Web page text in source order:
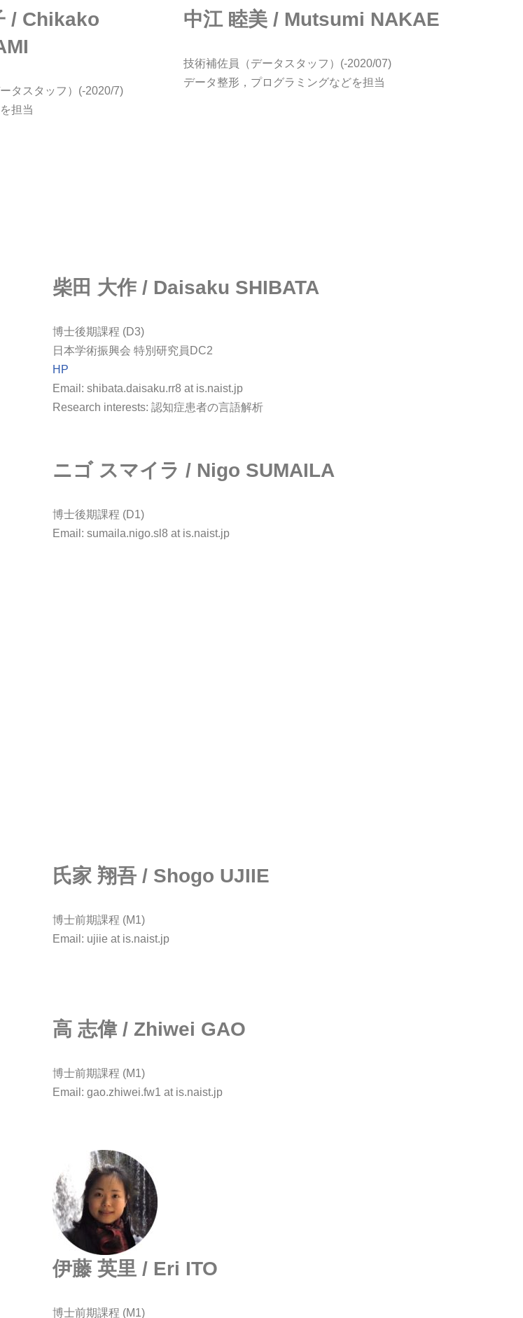
/ Chikako
タスタッフ）(-2020/7)
担当
中江 睦美 / Mutsumi NAKAE
技術補佐員（データスタッフ）(-2020/07)
データ整形，プログラミングなどを担当
柴田 大作 / Daisaku SHIBATA
博士後期課程 (D3)
日本学術振興会 特別研究員DC2
HP
Email: shibata.daisaku.rr8 at is.naist.jp
Research interests: 認知症患者の言語解析
ニゴ スマイラ / Nigo SUMAILA
博士後期課程 (D1)
Email: sumaila.nigo.sl8 at is.naist.jp
氏家 翔吾 / Shogo UJIIE
博士前期課程 (M1)
Email: ujiie at is.naist.jp
高 志偉 / Zhiwei GAO
博士前期課程 (M1)
Email: gao.zhiwei.fw1 at is.naist.jp
伊藤 英里 / Eri ITO
博士前期課程 (M1)